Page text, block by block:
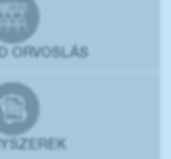
ORVOSLÁS